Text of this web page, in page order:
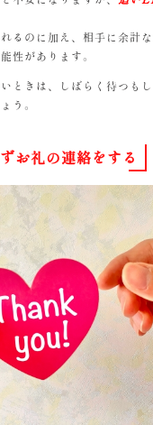
るのに加え、相手に余計
性があります。
ときは、しばらく待つも
う。
お礼の連絡をする